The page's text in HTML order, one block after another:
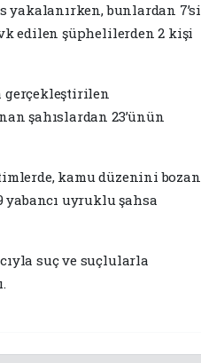
yakalanırken, bunlardan 7’si
edilen şüphelilerden 2 kişi
gerçekleştirilen
şahıslardan 23’ünün
kamu düzenini bozan
uyruklu şahsa
suç ve suçlularla